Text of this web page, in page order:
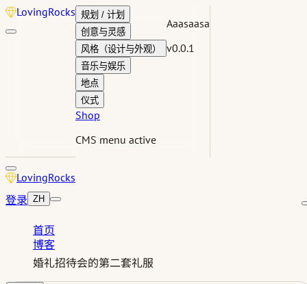
LovingRocks 规划 / 计划
创意与灵感
风格（设计与外观）
音乐与娱乐
地点
仪式
Shop
CMS menu active
Aaasaasa
v0.0.1
LovingRocks
登录 ZH
首页
博客
婚礼招待会的第二套礼服